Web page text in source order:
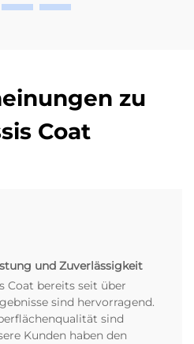
zu
Coat
und Zuverlässigkeit
Coat bereits seit über
sind hervorragend.
sind
Kunden haben den